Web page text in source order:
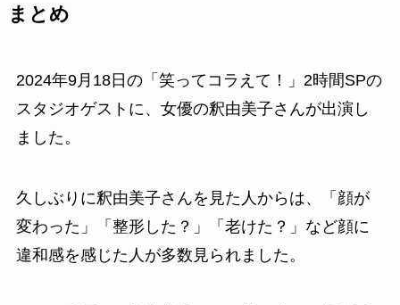
まとめ
2024年9月18日の「笑ってコラえて！」2時間SPの
スタジオゲストに、女優の釈由美子さんが出演し
ました。
久しぶりに釈由美子さんを見た人からは、「顔が
変わった」「整形した？」「老けた？」など顔に
違和感を感じた人が多数見られました。